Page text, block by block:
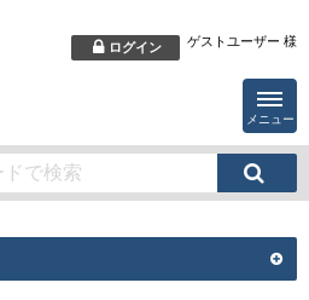
ログイン ゲストユーザー 様
メニュー